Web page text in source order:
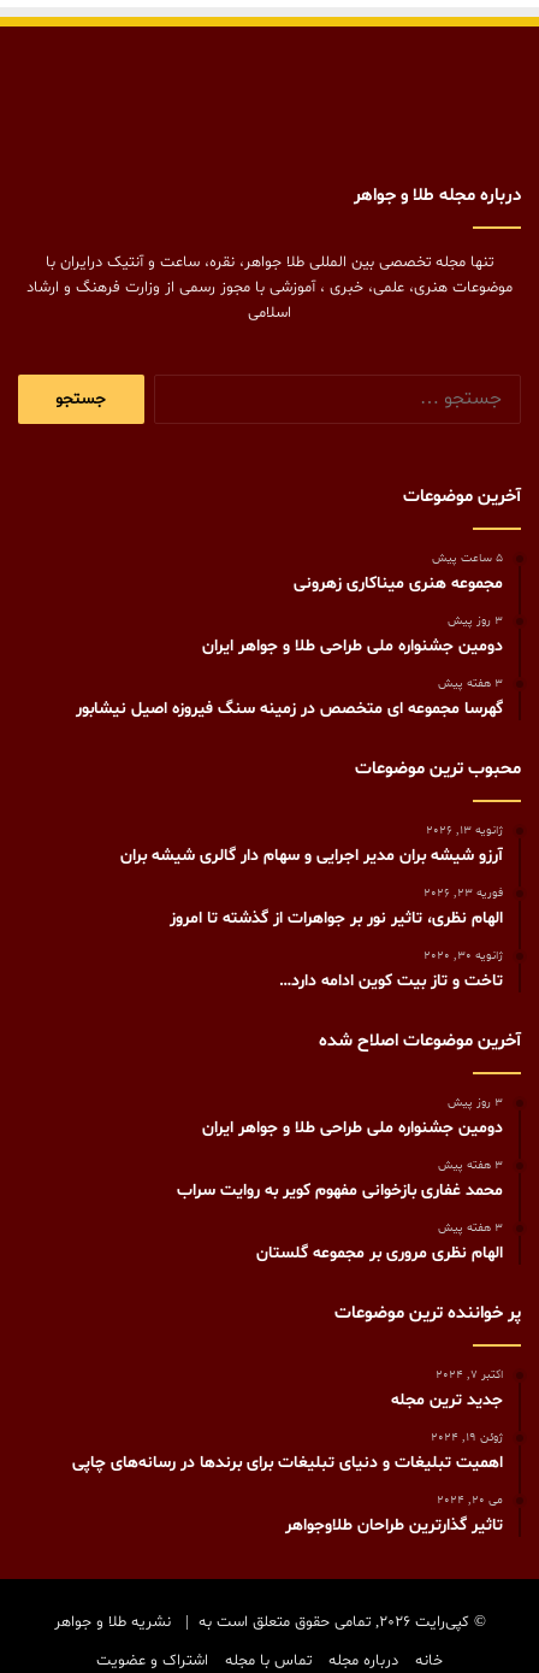
درباره مجله طلا و جواهر
تنها مجله تخصصی بین المللی طلا جواهر، نقره، ساعت و آنتیک درایران با
موضوعات هنری، علمی، خبری ، آموزشی با مجوز رسمی از وزارت فرهنگ و ارشاد
اسلامی
آخرین موضوعات
5 ساعت پیش
مجموعه هنری میناکاری زهرونی
3 روز پیش
دومین جشنواره ملی طراحی طلا و جواهر ایران
3 هفته پیش
گهرسا مجموعه ای متخصص در زمینه سنگ فیروزه اصیل نیشابور
محبوب ترین موضوعات
ژانویه 13, 2026
آرزو شیشه بران مدیر اجرایی و سهام دار گالری شیشه بران
فوریه 23, 2026
الهام نظری، تاثیر نور بر جواهرات از گذشته تا امروز
ژانویه 30, 2020
تاخت و تاز بیت کوین ادامه دارد…
آخرین موضوعات اصلاح شده
3 روز پیش
دومین جشنواره ملی طراحی طلا و جواهر ایران
3 هفته پیش
محمد غفاری بازخوانی مفهوم کویر به روایت سراب
3 هفته پیش
الهام نظری مروری بر مجموعه گلستان
پر خواننده ترین موضوعات
اکتبر 7, 2024
جدید ترین مجله
ژوئن 19, 2024
اهمیت تبلیغات و دنیای تبلیغات برای برندها در رسانه‌های چاپی
می 20, 2024
تاثیر گذارترین طراحان طلاوجواهر
© کپی‌رایت 2026, تمامی حقوق متعلق است به |
نشریه طلا و جواهر
خانه
درباره مجله تماس با مجله اشتراک و عضویت